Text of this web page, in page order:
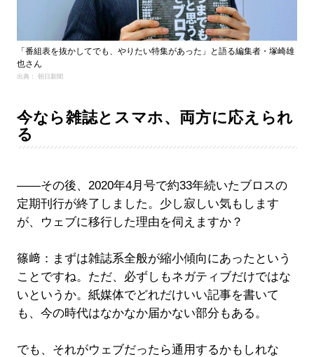
「番組表を抜かしてでも、やりたい特集があった」と語る編集者・塚崎雄
也さん
出典： 朝日新聞
今なら雑誌とスマホ、両方に応えられ
る
――その後、2020年4月号で約33年続いたブロスの
定期刊行が終了しました。少し寂しい気もします
が、ウェブに移行した理由を伺えますか？
篠﨑：まずは雑誌系全般が縮小傾向にあったという
ことですね。ただ、必ずしもネガティブだけではな
いというか。紙媒体でどれだけいい記事を書いて
も、今の時代はなかなか届かない部分もある。
でも、それがウェブだったら通用するかもしれな